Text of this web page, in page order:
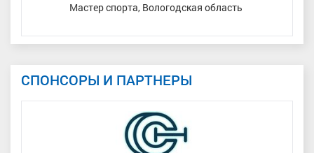
Мастер спорта, Вологодская область
СПОНСОРЫ И ПАРТНЕРЫ